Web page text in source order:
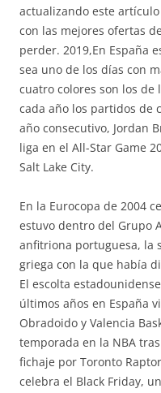
actualizando este
con las mejores ofertas
perder. 2019,En España
sea uno de los días con
cuatro colores son los
cada año los partidos de
año consecutivo, Jordan
liga en el All-Star Game
Salt Lake City.
En la Eurocopa de 2004
estuvo dentro del Grupo
anfitriona portuguesa, la
griega con la que había
El escolta
últimos años en España
Obradoido y Valencia
temporada en la NBA
fichaje por Toronto
celebra el Black Friday,